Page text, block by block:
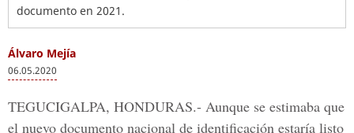
documento en 2021.
Álvaro Mejía
06.05.2020
TEGUCIGALPA, HONDURAS.- Aunque se estimaba que
el nuevo documento nacional de identificación estaría listo